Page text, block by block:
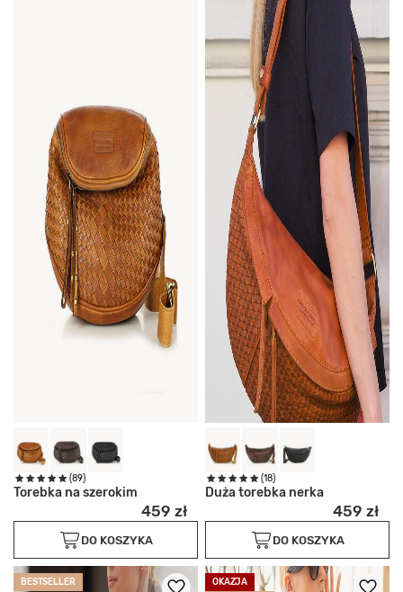
(89)
Torebka na szerokim
459 zł
DO KOSZYKA
(18)
Duża torebka nerka
459 zł
DO KOSZYKA
BESTSELLER
OKAZJA